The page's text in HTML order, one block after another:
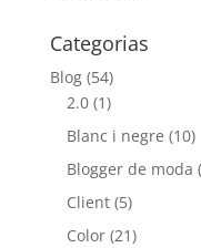
Categorias
Blog(54)
2.0(1)
Blanc i negre (10)
Blogger de moda
Client(5)
Color(21)